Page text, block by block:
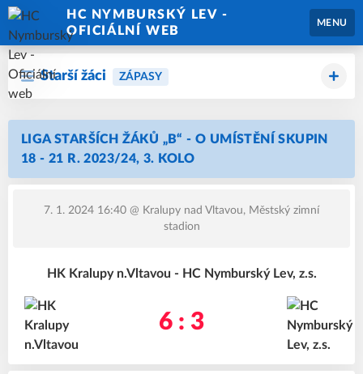
HC NYMBURSKÝ LEV -
OFICIÁLNÍ WEB
MENU
Starší žáci ZÁPASY
LIGA STARŠÍCH ŽÁKŮ „B“ - O UMÍSTĚNÍ SKUPIN
18 - 21 R. 2023/24, 3. KOLO
7. 1. 2024 16:40 @ Kralupy nad Vltavou, Městský zimní
stadion
HK Kralupy n.Vltavou - HC Nymburský Lev, z.s.
6 : 3